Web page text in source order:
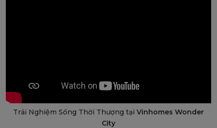
Trải Nghiệm Sống Thời Thượng tại Vinhomes Wonder
City